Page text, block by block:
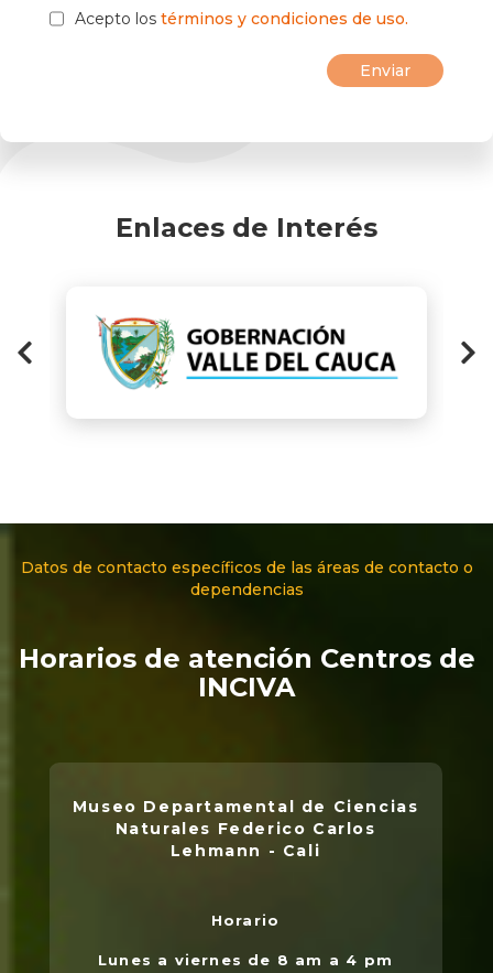
Acepto los términos y condiciones de uso.
Enlaces de Interés
Datos de contacto específicos de las áreas de contacto o
dependencias
Horarios de atención Centros de
INCIVA
Museo Departamental de Ciencias
Naturales Federico Carlos
Lehmann - Cali
Horario
Lunes a viernes de 8 am a 4 pm